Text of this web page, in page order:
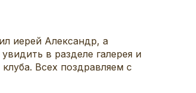
иерей Александр, а
в разделе галерея и
Всех поздравляем с